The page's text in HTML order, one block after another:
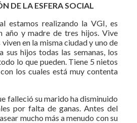
DE LA ESFERA SOCIAL
estamos realizando la VGI, es
año y madre de tres hijos. Vive
en la misma ciudad y uno de
sus hijos todas las semanas, los
lo que pueden. Tiene 5 nietos
los cuales está muy contenta
falleció su marido ha disminuido
por falta de ganas. Antes del
mucho más a menudo con su